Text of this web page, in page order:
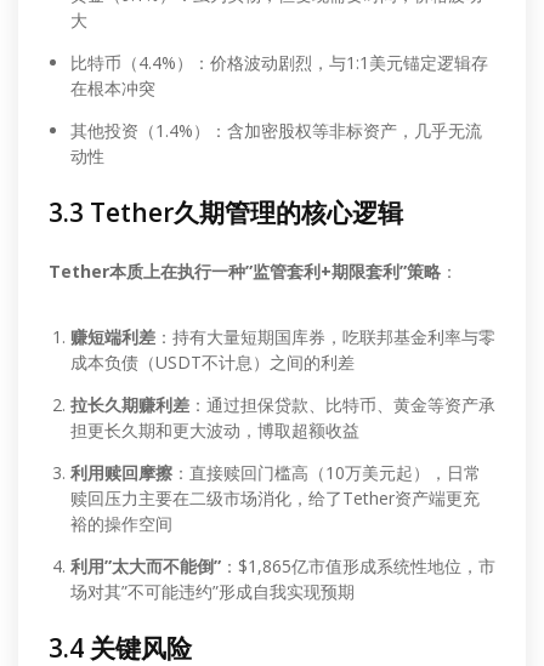
大
比特币（4.4%）：价格波动剧烈，与1:1美元锚定逻辑存
在根本冲突
其他投资（1.4%）：含加密股权等非标资产，几乎无流
动性
3.3 Tether久期管理的核心逻辑
Tether本质上在执行一种”监管套利+期限套利”策略 ：
赚短端利差 ：持有大量短期国库券，吃联邦基金利率与零
成本负债（USDT不计息）之间的利差
拉长久期赚利差 ：通过担保贷款、比特币、黄金等资产承
担更长久期和更大波动，博取超额收益
利用赎回摩擦 ：直接赎回门槛高（10万美元起），日常
赎回压力主要在二级市场消化，给了Tether资产端更充
裕的操作空间
利用”太大而不能倒” ：$1,865亿市值形成系统性地位，市
场对其”不可能违约”形成自我实现预期
3.4 关键风险